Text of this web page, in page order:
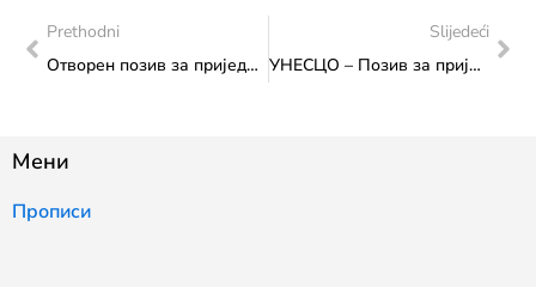
Prethodni
Отворен позив за приједлоге за Програм размјене знања 2025.
Slijedeći
УНЕСЦО – Позив за пријаве за глобални град домаћин Међународног дана јазза 2027
Мени
Прописи